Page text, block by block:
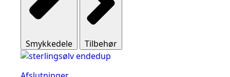
Smykkedele Tilbehør